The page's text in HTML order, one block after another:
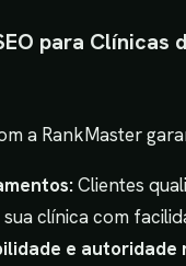
para Clínicas
a RankMaster
Clientes
clínica com
e autoridade